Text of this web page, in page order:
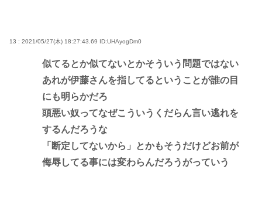
13 : 2021/05/27(木) 18:27:43.69 ID:UHAyogDm0
似てるとか似てないとかそういう問題ではない
あれが伊藤さんを指してるということが誰の目
にも明らかだろ
頭悪い奴ってなぜこういうくだらん言い逃れを
するんだろうな
「断定してないから」とかもそうだけどお前が
侮辱してる事には変わらんだろうがっていう